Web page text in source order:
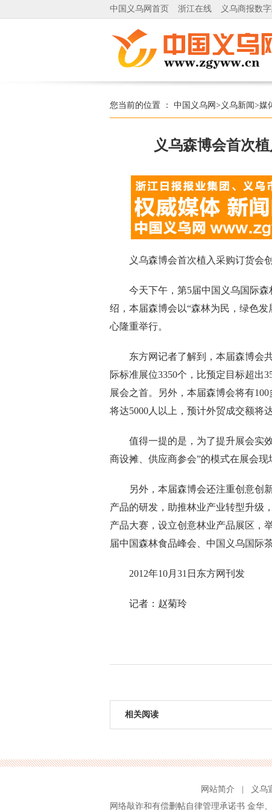
中国义乌网首页 浙江在线 义乌商报数
您当前的位置 ： 中国义乌网 > 义乌新闻>媒
义乌森博会首次
义乌森博会首次植入采购订货会
今天下午，第5届中国义乌国际森
绍，本届森博会以“森林为民，绿色
心隆重举行。
东方网记者了解到，本届森博会共
际标准展位3350个，比预定目标超出
展会之首。另外，本届森博会将有
将达5000人以上，预计外贸成交额将
值得一提的是，为了提升展会实效
商设摊、供应商参会”的模式在展会
另外，本届森博会还注重创意创新
产品的研发，助推林业产业转型升级
产品大赛，设立创意林业产品展区，
届中国森林食品峰会、中国义乌国际
2012年10月31日东方网刊发
记者：赵菊玲
相关阅读
网站简介 义乌
网络敲诈和有偿删帖自律管理承诺书 金华、